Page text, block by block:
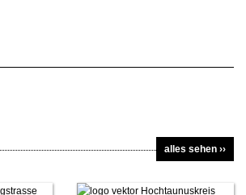
alles sehen ››